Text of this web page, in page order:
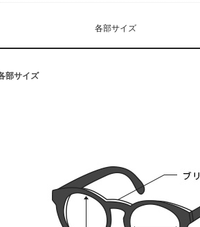
各部サイズ
部サイズ